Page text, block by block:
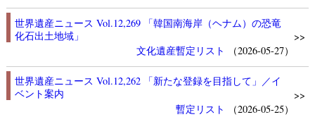
世界遺産ニュース Vol.12,269 「韓国南海岸（ヘナム）の恐竜
化石出土地域」
文化遺産暫定リスト （2026-05-27）
>>
世界遺産ニュース Vol.12,262 「新たな登録を目指して」／イ
ベント案内
暫定リスト
（2026-05-25）
>>